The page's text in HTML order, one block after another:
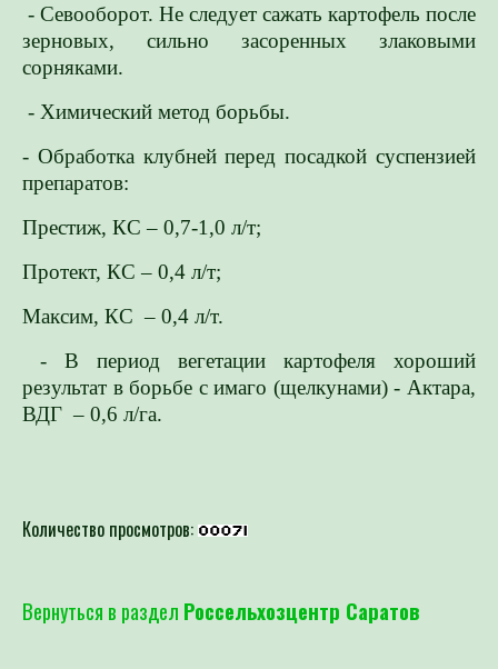
- Севооборот. Не следует сажать картофель после
зерновых, сильно засоренных злаковыми
сорняками.
- Химический метод борьбы.
- Обработка клубней перед посадкой суспензией
препаратов:
Престиж, КС – 0,7-1,0 л/т;
Протект, КС – 0,4 л/т;
Максим, КС – 0,4 л/т.
- В период вегетации картофеля хороший
результат в борьбе с имаго (щелкунами) - Актара,
ВДГ – 0,6 л/га.
Количество просмотров:
Вернуться в раздел Россельхозцентр Саратов